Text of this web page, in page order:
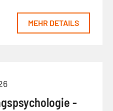
MEHR DETAILS
-